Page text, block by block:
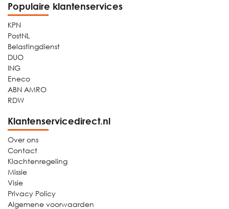
Populaire klantenservices
KPN
PostNL
Belastingdienst
DUO
ING
Eneco
ABN AMRO
RDW
Klantenservicedirect.nl
Over ons
Contact
Klachtenregeling
Missie
Visie
Privacy Policy
Algemene voorwaarden